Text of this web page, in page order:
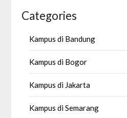
Categories
Kampus di Bandung
Kampus di Bogor
Kampus di Jakarta
Kampus di Semarang